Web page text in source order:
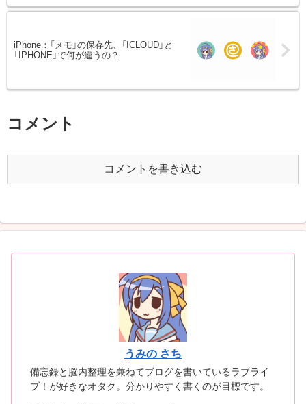
iPhone：「メモ」の保存先、「ICLOUD」と
「IPHONE」で何が違うの？
コメント
コメントを書き込む
うみの さち
備忘録と脳内整理を兼ねてブログを書いているラブライ
ブ！が好きなオタク。分かりやすく書くのが目標です。